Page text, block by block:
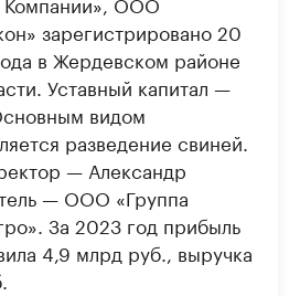
зарегистрировано 20
в Жердевском районе
Уставный капитал —
видом
разведение свиней.
— Александр
— ООО «Группа
За 2023 год прибыль
4,9 млрд руб., выручка